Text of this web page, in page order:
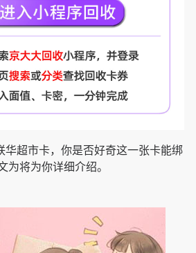
华超市卡，你是否好奇这一张卡能绑
为将为你详细介绍。